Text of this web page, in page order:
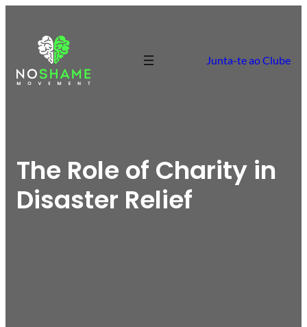
Junta-te ao Clube
The Role of Charity in
Disaster Relief